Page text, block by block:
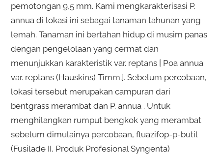
pemotongan 9,5 mm. Kami mengkarakterisasi P.
annua di lokasi ini sebagai tanaman tahunan yang
lemah. Tanaman ini bertahan hidup di musim panas
dengan pengelolaan yang cermat dan
menunjukkan karakteristik var. reptans [ Poa annua
var. reptans (Hauskins) Timm.]. Sebelum percobaan,
lokasi tersebut merupakan campuran dari
bentgrass merambat dan P. annua . Untuk
menghilangkan rumput bengkok yang merambat
sebelum dimulainya percobaan, fluazifop-p-butil
(Fusilade II, Produk Profesional Syngenta)